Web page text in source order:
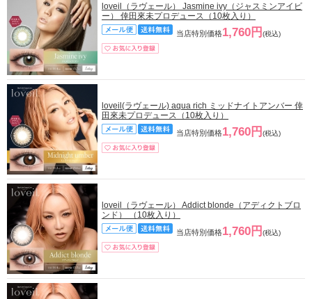
loveil（ラヴェール） Jasmine ivy（ジャスミンアイビ
ー） 倖田來未プロデュース（10枚入り）
当店特別価格1,760円 (税込)
loveil(ラヴェール) aqua rich ミッドナイトアンバー 倖
田來未プロデュース（10枚入り）
当店特別価格1,760円 (税込)
loveil（ラヴェール） Addict blonde（アディクトブロ
ンド） （10枚入り）
当店特別価格1,760円 (税込)